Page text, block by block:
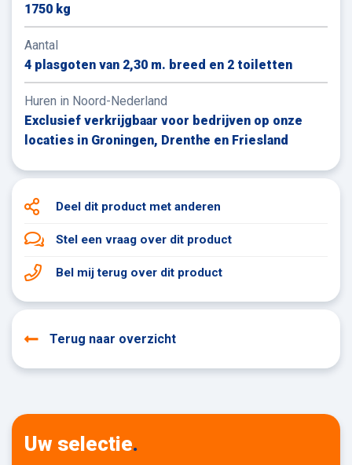
1750 kg
Aantal
4 plasgoten van 2,30 m. breed en 2 toiletten
Huren in Noord-Nederland
Exclusief verkrijgbaar voor bedrijven op onze
locaties in Groningen, Drenthe en Friesland
Deel dit product met anderen
Stel een vraag over dit product
Bel mij terug over dit product
Terug naar overzicht
Uw selectie.